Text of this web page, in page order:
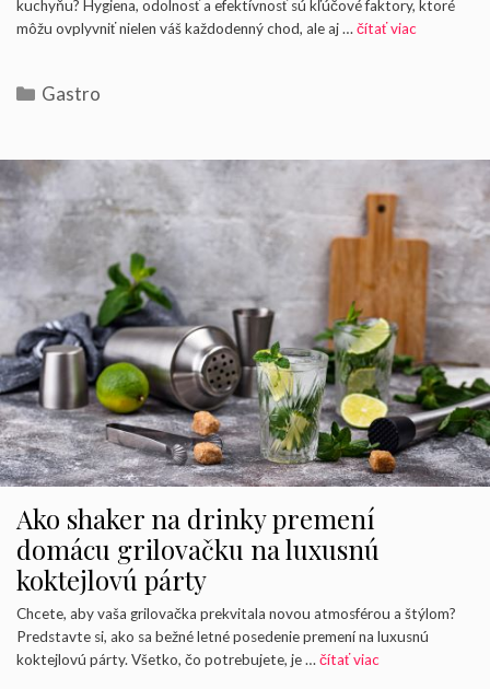
kuchyňu? Hygiena, odolnosť a efektívnosť sú kľúčové faktory, ktoré
môžu ovplyvniť nielen váš každodenný chod, ale aj …čítať viac
Kategórie
Gastro
Ako shaker na drinky premení
domácu grilovačku na luxusnú
koktejlovú párty
Chcete, aby vaša grilovačka prekvitala novou atmosférou a štýlom?
Predstavte si, ako sa bežné letné posedenie premení na luxusnú
koktejlovú párty. Všetko, čo potrebujete, je …čítať viac